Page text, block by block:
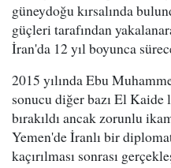
güneydoğu kırsalında
güçleri tarafından
İran'da 12 yıl boyunca
2015 yılında Ebu
sonucu diğer bazı El
bırakıldı ancak zorunlu
Yemen'de İranlı bir
kaçırılması sonrası